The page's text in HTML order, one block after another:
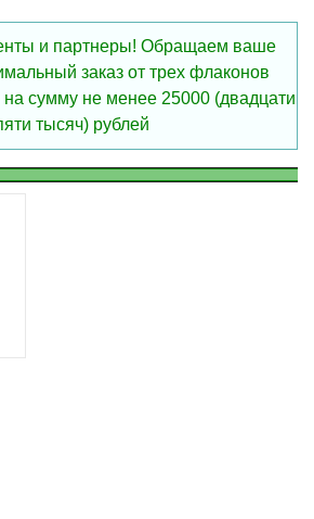
и партнеры! Обращаем ваше
заказ от трех флаконов
сумму не менее 25000 (двадцати
тысяч) рублей